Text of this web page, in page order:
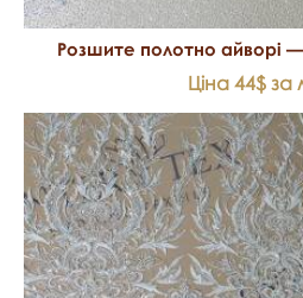
Розшите полотно айворі —
Ціна 44$ за